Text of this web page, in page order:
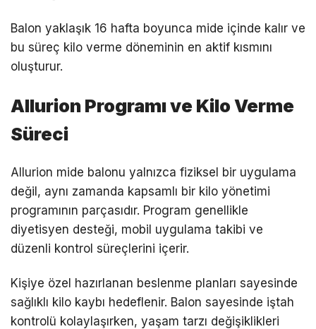
Balon yaklaşık 16 hafta boyunca mide içinde kalır ve
bu süreç kilo verme döneminin en aktif kısmını
oluşturur.
Allurion Programı ve Kilo Verme
Süreci
Allurion mide balonu yalnızca fiziksel bir uygulama
değil, aynı zamanda kapsamlı bir kilo yönetimi
programının parçasıdır. Program genellikle
diyetisyen desteği, mobil uygulama takibi ve
düzenli kontrol süreçlerini içerir.
Kişiye özel hazırlanan beslenme planları sayesinde
sağlıklı kilo kaybı hedeflenir. Balon sayesinde iştah
kontrolü kolaylaşırken, yaşam tarzı değişiklikleri